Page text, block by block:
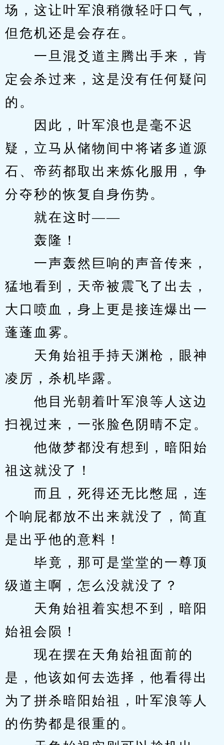
场，这让叶军浪稍微轻吁口气，
但危机还是会存在。
一旦混爻道主腾出手来，肯
定会杀过来，这是没有任何疑问
的。
因此，叶军浪也是毫不迟
疑，立马从储物间中将诸多道源
石、帝药都取出来炼化服用，争
分夺秒的恢复自身伤势。
就在这时——
轰隆！
一声轰然巨响的声音传来，
猛地看到，天帝被震飞了出去，
大口喷血，身上更是接连爆出一
蓬蓬血雾。
天角始祖手持天渊枪，眼神
凌厉，杀机毕露。
他目光朝着叶军浪等人这边
扫视过来，一张脸色阴晴不定。
他做梦都没有想到，暗阳始
祖这就没了！
而且，死得还无比憋屈，连
个响屁都放不出来就没了，简直
是出乎他的意料！
毕竟，那可是堂堂的一尊顶
级道主啊，怎么没就没了？
天角始祖着实想不到，暗阳
始祖会陨！
现在摆在天角始祖面前的
是，他该如何去选择，他看得出
为了拼杀暗阳始祖，叶军浪等人
的伤势都是很重的。